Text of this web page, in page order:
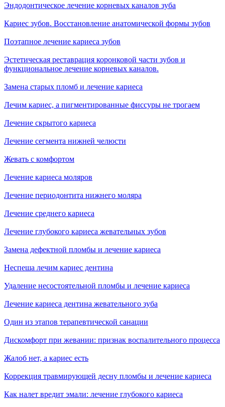
Эндодонтическое лечение корневых каналов зуба
Кариес зубов. Восстановление анатомической формы зубов
Поэтапное лечение кариеса зубов
Эстетическая реставрация коронковой части зубов и
функциональное лечение корневых каналов.
Замена старых пломб и лечение кариеса
Лечим кариес, а пигментированные фиссуры не трогаем
Лечение скрытого кариеса
Лечение сегмента нижней челюсти
Жевать с комфортом
Лечение кариеса моляров
Лечение периодонтита нижнего моляра
Лечение среднего кариеса
Лечение глубокого кариеса жевательных зубов
Замена дефектной пломбы и лечение кариеса
Неспеша лечим кариес дентина
Удаление несостоятельной пломбы и лечение кариеса
Лечение кариеса дентина жевательного зуба
Один из этапов терапевтической санации
Дискомфорт при жевании: признак воспалительного процесса
Жалоб нет, а кариес есть
Коррекция травмирующей десну пломбы и лечение кариеса
Как налет вредит эмали: лечение глубокого кариеса